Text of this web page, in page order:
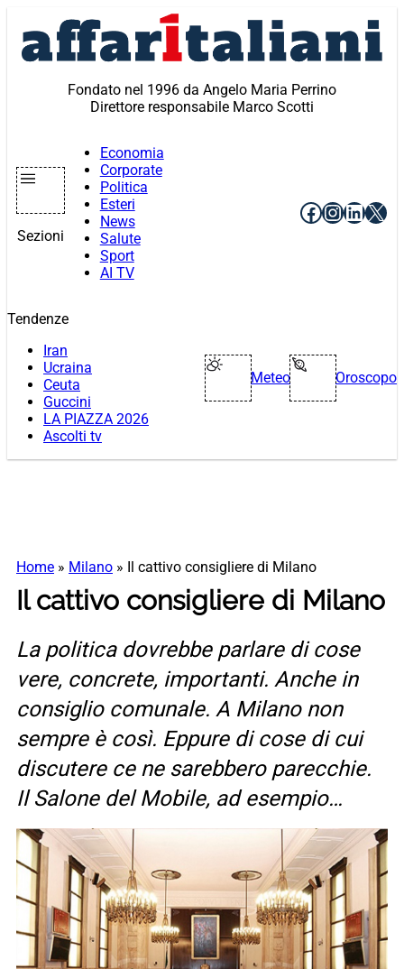
contenuto
Fondato nel 1996 da Angelo Maria Perrino
Direttore responsabile Marco Scotti
Sezioni
Economia
Corporate
Politica
Esteri
News
Salute
Sport
AI TV
Facebook
X
Tendenze
Iran
Ucraina
Ceuta
Guccini
LA PIAZZA 2026
Ascolti tv
Meteo Oroscopo
Home » Milano » Il cattivo consigliere di Milano
Il cattivo consigliere di Milano
La politica dovrebbe parlare di cose
vere, concrete, importanti. Anche in
consiglio comunale. A Milano non
sempre è così. Eppure di cose di cui
discutere ce ne sarebbero parecchie.
Il Salone del Mobile, ad esempio…